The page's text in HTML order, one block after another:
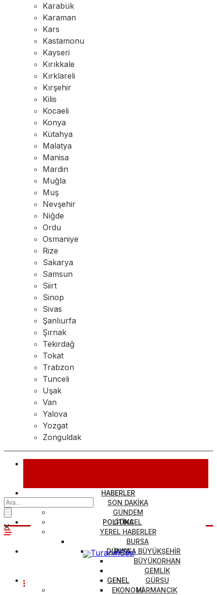
Karabük
Karaman
Kars
Kastamonu
Kayseri
Kırıkkale
Kırklareli
Kırşehir
Kilis
Kocaeli
Konya
Kütahya
Malatya
Manisa
Mardin
Muğla
Muş
Nevşehir
Niğde
Ordu
Osmaniye
Rize
Sakarya
Samsun
Siirt
Sinop
Sivas
Şanlıurfa
Şırnak
Tekirdağ
Tokat
Trabzon
Tunceli
Uşak
Van
Yalova
Yozgat
Zonguldak
HABERLER
SON DAKİKA
GÜNDEM
GÜNCEL
YEREL HABERLER
BURSA
BURSA BÜYÜKŞEHİR
BÜYÜKORHAN
GEMLİK
GÜRSU
HARMANCIK
POLİTİKA
DÜNYA
GENEL
EKONOMİ